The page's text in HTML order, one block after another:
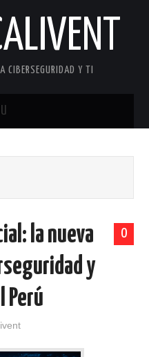
CIBERSEGURIDAD Y TI
0
la nueva
y
Perú